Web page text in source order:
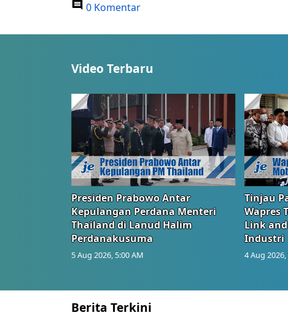
0 Komentar
Video Terbaru
Presiden Prabowo Antar
Kepulangan Perdana Menteri
Thailand di Lanud Halim
Perdanakusuma
5 Aug 2026, 5:00 AM
Tinjau
Wapres
Link
Industri
4 Aug
Berita Terkini